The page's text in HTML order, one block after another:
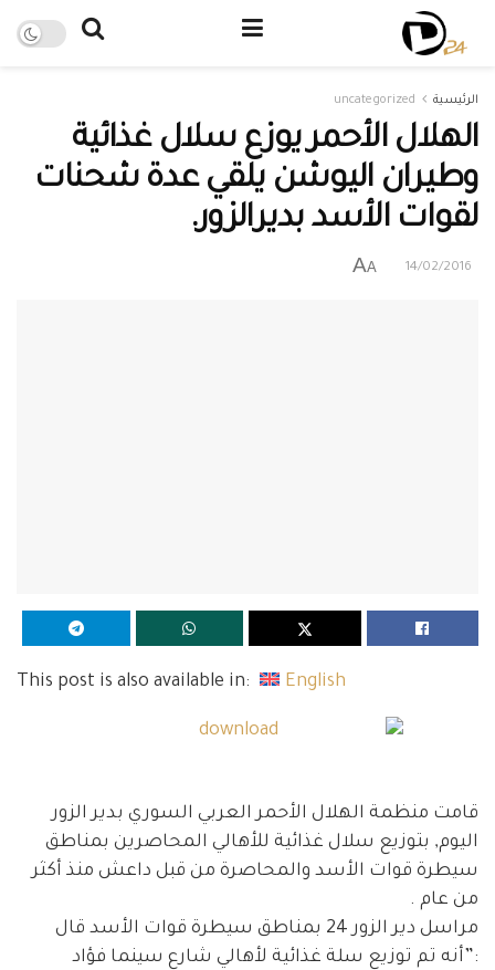
الرئيسية uncategorized
الهلال الأحمر يوزع سلال غذائية
وطيران اليوشن يلقي عدة شحنات
لقوات الأسد بديرالزور.
14/02/2016
A
A
This post is also available in: English
قامت منظمة الهلال الأحمر العربي السوري بدير الزور
اليوم, بتوزيع سلال غذائية للأهالي المحاصرين بمناطق
سيطرة قوات الأسد والمحاصرة من قبل داعش منذ أكثر
من عام .
مراسل دير الزور 24 بمناطق سيطرة قوات الأسد قال
:”أنه تم توزيع سلة غذائية لأهالي شارع سينما فؤاد